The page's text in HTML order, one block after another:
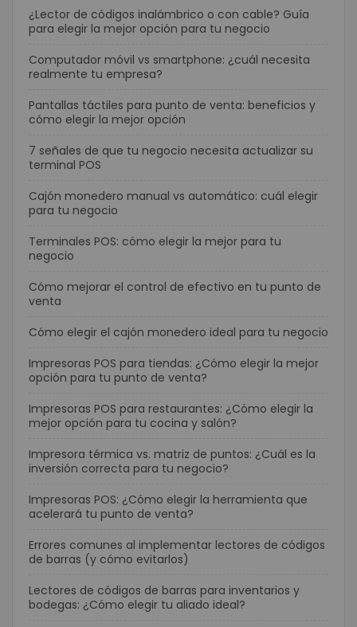
¿Lector de códigos inalámbrico o con cable? Guía
para elegir la mejor opción para tu negocio
Computador móvil vs smartphone: ¿cuál necesita
realmente tu empresa?
Pantallas táctiles para punto de venta: beneficios y
cómo elegir la mejor opción
7 señales de que tu negocio necesita actualizar su
terminal POS
Cajón monedero manual vs automático: cuál elegir
para tu negocio
Terminales POS: cómo elegir la mejor para tu
negocio
Cómo mejorar el control de efectivo en tu punto de
venta
Cómo elegir el cajón monedero ideal para tu negocio
Impresoras POS para tiendas: ¿Cómo elegir la mejor
opción para tu punto de venta?
Impresoras POS para restaurantes: ¿Cómo elegir la
mejor opción para tu cocina y salón?
Impresora térmica vs. matriz de puntos: ¿Cuál es la
inversión correcta para tu negocio?
Impresoras POS: ¿Cómo elegir la herramienta que
acelerará tu punto de venta?
Errores comunes al implementar lectores de códigos
de barras (y cómo evitarlos)
Lectores de códigos de barras para inventarios y
bodegas: ¿Cómo elegir tu aliado ideal?